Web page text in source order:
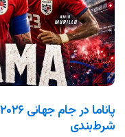
شرط‌بندی